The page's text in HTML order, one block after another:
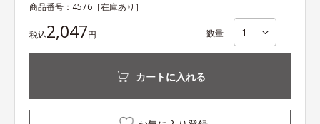
商品番号： 4576 ［在庫あり］
税込2,047円 数量
カートに入れる